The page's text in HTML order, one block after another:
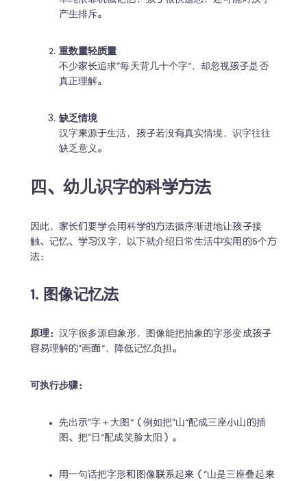
产生排斥。
重数量轻质量
不少家长追求“每天背几十个字”，却忽视孩子是否
真正理解。
缺乏情境
汉字来源于生活，孩子若没有真实情境，识字往往
缺乏意义。
四、幼儿识字的科学方法
因此，家长们要学会用科学的方法循序渐进地让孩子接
触、记忆、学习汉字，以下就介绍日常生活中实用的5个方
法：
1. 图像记忆法
原理：汉字很多源自象形，图像能把抽象的字形变成孩子
容易理解的“画面”，降低记忆负担。
可执行步骤：
先出示“字＋大图”（例如把“山”配成三座小山的插
图、把“日”配成笑脸太阳）。
用一句话把字形和图像联系起来（“山是三座叠起来